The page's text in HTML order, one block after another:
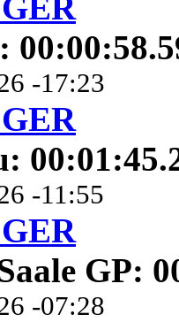
-17:23
-11:55
GP:
-07:28